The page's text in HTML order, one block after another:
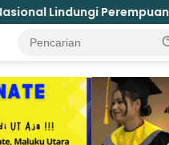
Anak Melalui Forum